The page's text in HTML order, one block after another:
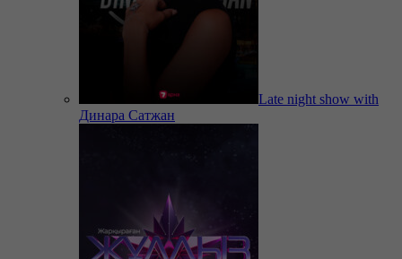
Late night show with
Динара Сатжан